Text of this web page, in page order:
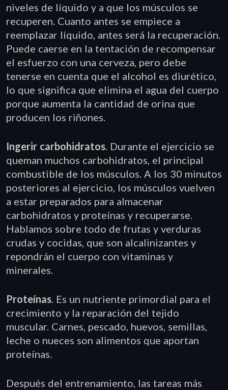
niveles de líquido y a que los músculos se
recuperen. Cuanto antes se empiece a
reemplazar líquido, antes será la recuperación.
Puede caerse en la tentación de recompensar
el esfuerzo con una cerveza, pero debe
tenerse en cuenta que el alcohol es diurético,
lo que significa que elimina el agua del cuerpo
porque aumenta la cantidad de orina que
producen los riñones.
Ingerir carbohidratos. Durante el ejercicio se
queman muchos carbohidratos, el principal
combustible de los músculos. A los 30 minutos
posteriores al ejercicio, los músculos vuelven
a estar preparados para almacenar
carbohidratos y proteínas y recuperarse.
Hablamos sobre todo de frutas y verduras
crudas y cocidas, que son alcalinizantes y
repondrán el cuerpo con vitaminas y
minerales.
Proteínas. Es un nutriente primordial para el
crecimiento y la reparación del tejido
muscular. Carnes, pescado, huevos, semillas,
leche o nueces son alimentos que aportan
proteínas.
Después del entrenamiento, las tareas más